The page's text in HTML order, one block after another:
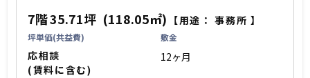
7階35.71坪 (118.05㎡) 【用途：事務所 】
坪単価(共益費)
応相談
(賃料に含む)
敷金
12ヶ月